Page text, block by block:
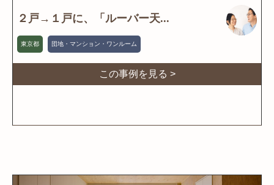
２戸→１戸に、「ルーバー天...
東京都 団地・マンション・ワンルーム
この事例を見る >